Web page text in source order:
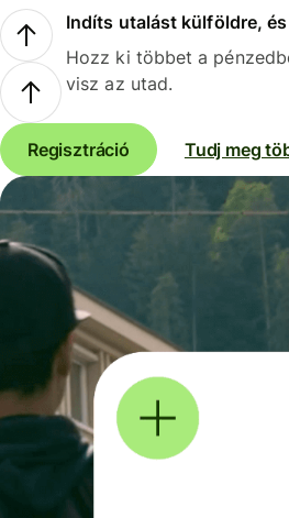
Indíts utalást külföldre,
Hozz ki többet a
visz az utad.
Regisztráció Tudj meg